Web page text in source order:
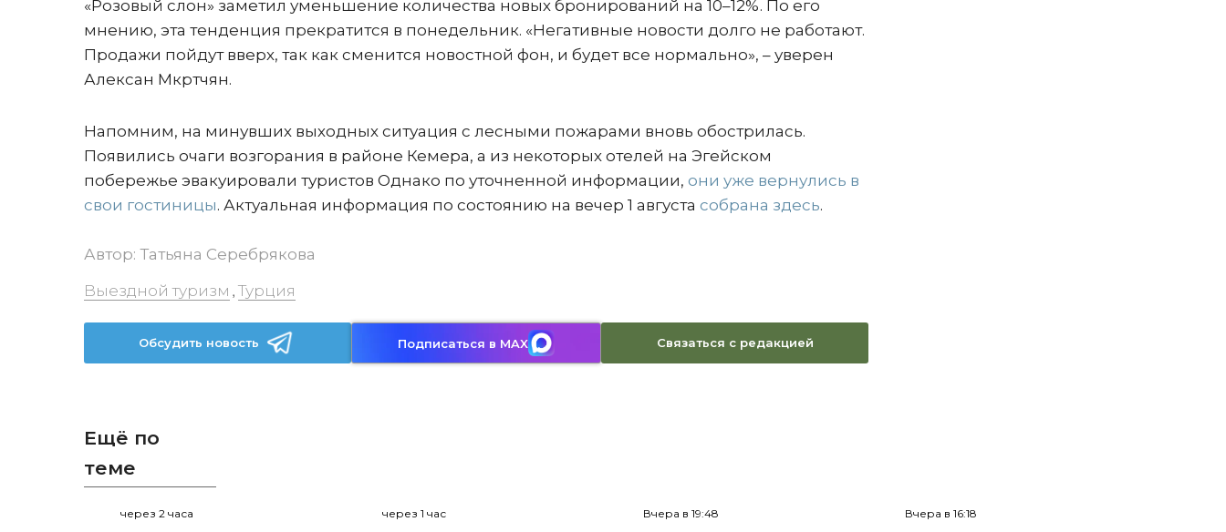
«Розовый слон» заметил уменьшение количества новых бронирований на 10–12%. По его
мнению, эта тенденция прекратится в понедельник. «Негативные новости долго не работают.
Продажи пойдут вверх, так как сменится новостной фон, и будет все нормально», – уверен
Алексан Мкртчян.
Напомним, на минувших выходных ситуация с лесными пожарами вновь обострилась.
Появились очаги возгорания в районе Кемера, а из некоторых отелей на Эгейском
побережье эвакуировали туристов Однако по уточненной информации, они уже вернулись в
свои гостиницы. Актуальная информация по состоянию на вечер 1 августа собрана здесь.
Автор: Татьяна Серебрякова
Выездной туризм , Турция
Обсудить новость Подписаться в MAX Связаться с редакцией
Ещё по
теме
через 2 часа через 1 час Вчера в 19:48 Вчера в 16:18